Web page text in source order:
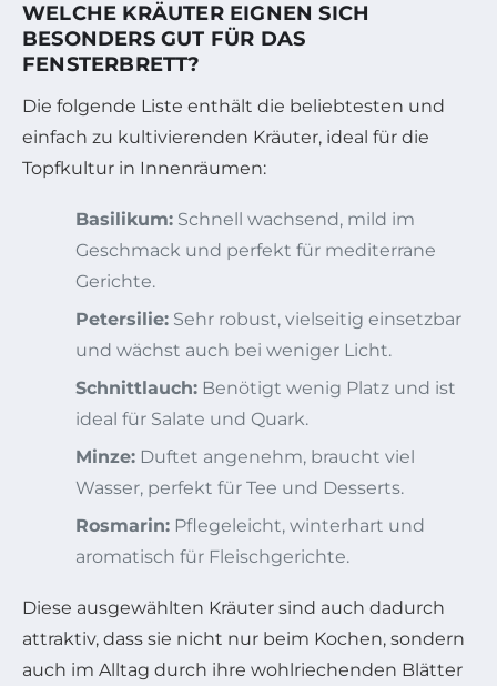
WELCHE KRÄUTER EIGNEN SICH
BESONDERS GUT FÜR DAS
FENSTERBRETT?
Die folgende Liste enthält die beliebtesten und
einfach zu kultivierenden Kräuter, ideal für die
Topfkultur in Innenräumen:
Basilikum: Schnell wachsend, mild im
Geschmack und perfekt für mediterrane
Gerichte.
Petersilie: Sehr robust, vielseitig einsetzbar
und wächst auch bei weniger Licht.
Schnittlauch: Benötigt wenig Platz und ist
ideal für Salate und Quark.
Minze: Duftet angenehm, braucht viel
Wasser, perfekt für Tee und Desserts.
Rosmarin: Pflegeleicht, winterhart und
aromatisch für Fleischgerichte.
Diese ausgewählten Kräuter sind auch dadurch
attraktiv, dass sie nicht nur beim Kochen, sondern
auch im Alltag durch ihre wohlriechenden Blätter